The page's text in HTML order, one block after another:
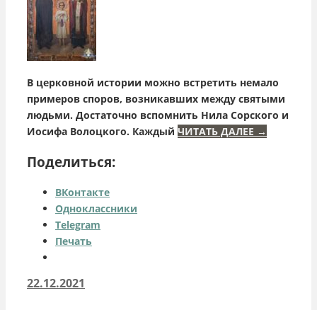
В церковной истории можно встретить немало
примеров споров, возникавших между святыми
людьми. Достаточно вспомнить Нила Сорского и
Иосифа Волоцкого. Каждый ЧИТАТЬ ДАЛЕЕ →
Поделиться:
ВКонтакте
Одноклассники
Telegram
Печать
22.12.2021